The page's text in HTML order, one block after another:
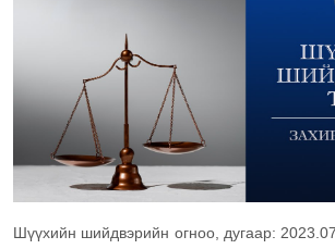
Шүүхийн шийдвэрийн огноо, дугаар: